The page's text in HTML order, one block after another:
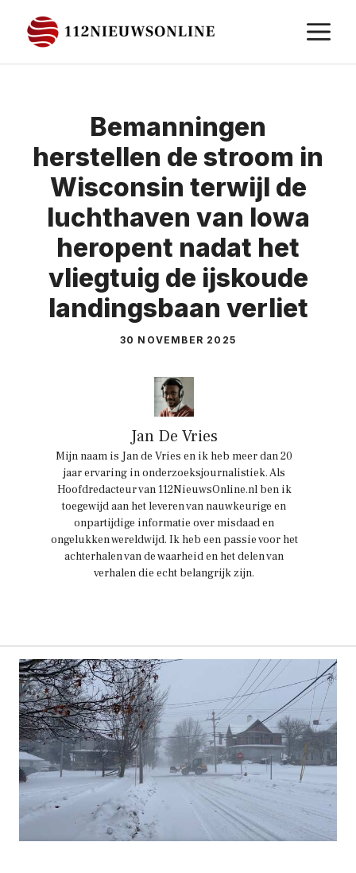
naar
de
Bemanningen
herstellen de stroom in
Wisconsin terwijl de
luchthaven van Iowa
heropent nadat het
vliegtuig de ijskoude
landingsbaan verliet
30 NOVEMBER 2025
Jan De Vries
Mijn naam is Jan de Vries en ik heb meer dan 20
jaar ervaring in onderzoeksjournalistiek. Als
Hoofdredacteur van 112NieuwsOnline.nl ben ik
toegewijd aan het leveren van nauwkeurige en
onpartijdige informatie over misdaad en
ongelukken wereldwijd. Ik heb een passie voor het
achterhalen van de waarheid en het delen van
verhalen die echt belangrijk zijn.